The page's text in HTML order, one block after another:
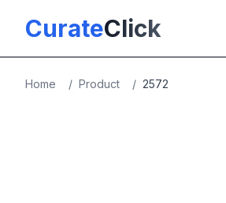
CurateClick
Home / Product / 2572